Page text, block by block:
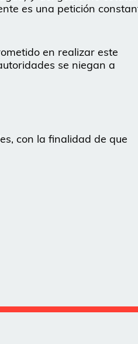
es una petición
en realizar este
se niegan a
con la finalidad de que